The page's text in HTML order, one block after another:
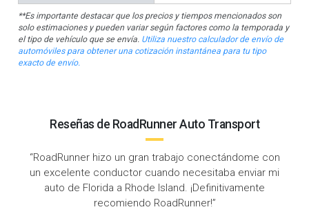
**Es importante destacar que los precios y tiempos mencionados son
solo estimaciones y pueden variar según factores como la temporada y
el tipo de vehículo que se envía. Utiliza nuestro calculador de envío de
automóviles para obtener una cotización instantánea para tu tipo
exacto de envío.
Reseñas de RoadRunner Auto Transport
“Roadrunner hizo que fuera rápido y fácil enviar mi
auto de Florida a Rhode Island. Fue una experiencia
muy positiva y libre de estrés de principio a fin.”